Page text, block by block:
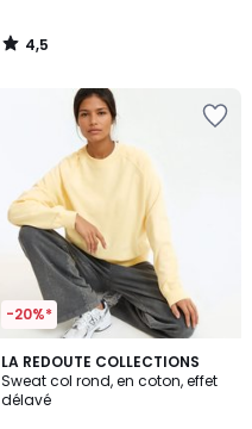
4,5
/
-20%*
LA REDOUTE COLLECTIONS
Sweat col rond, en coton, effet
délavé
3,9
/ 5
3
Couleurs